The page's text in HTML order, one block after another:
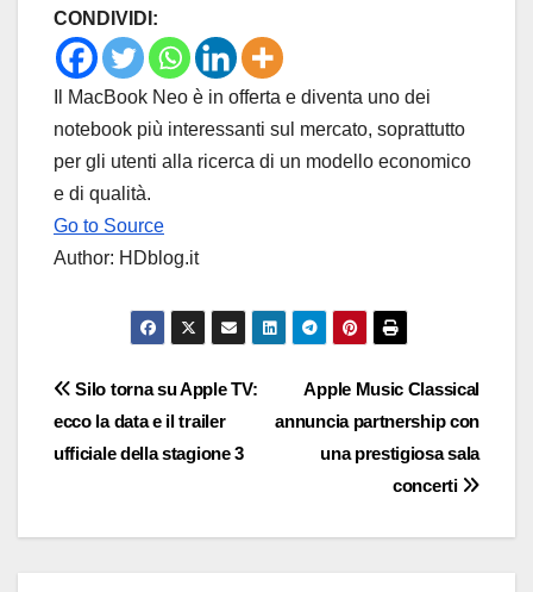
CONDIVIDI:
Il MacBook Neo è in offerta e diventa uno dei
notebook più interessanti sul mercato, soprattutto
per gli utenti alla ricerca di un modello economico
e di qualità.
Go to Source
Author: HDblog.it
Navigazione
articoli
Apple Music Classical
annuncia partnership con
una prestigiosa sala
concerti
Silo torna su Apple TV:
ecco la data e il trailer
ufficiale della stagione 3